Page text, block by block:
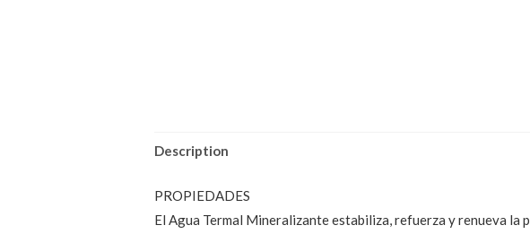
Description
PROPIEDADES
El Agua Termal Mineralizante estabiliza, refuerza y renueva